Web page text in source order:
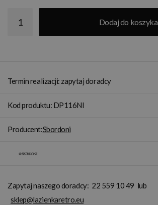
Dodaj do koszyka
Termin realizacji: zapytaj doradcy
Kod produktu: DP116NI
Producent:Sbordoni
Zapytaj naszego doradcy: 22 559 10 49 lub
sklep@lazienkaretro.eu